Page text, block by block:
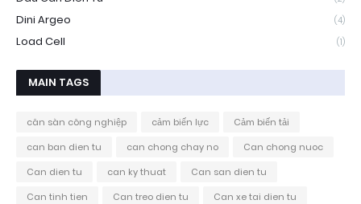
Dini Argeo (4)
Load Cell (1)
MAIN TAGS
cân sàn công nghiệp cảm biến lực
Cảm biến tải
can ban dien tu
can chong chay no
Can chong nuoc
Can dien tu
can ky thuat
Can san dien tu
Can tinh tien
Can treo dien tu
Can xe tai dien tu